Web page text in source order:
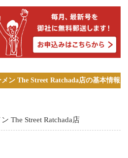
メン The Street Ratchada店の基本情報
The Street Ratchada店